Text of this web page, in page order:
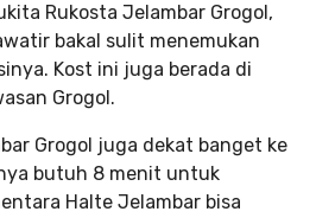
Rukosta Jelambar Grogol,
bakal sulit menemukan
Kost ini juga berada di
Grogol.
Grogol juga dekat banget ke
butuh 8 menit untuk
Halte Jelambar bisa